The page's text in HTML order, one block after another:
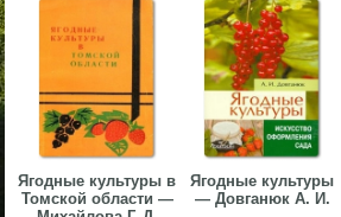
Ягодные культуры в
Томской области —
Ягодные культуры
— Довганюк А. И.
▼